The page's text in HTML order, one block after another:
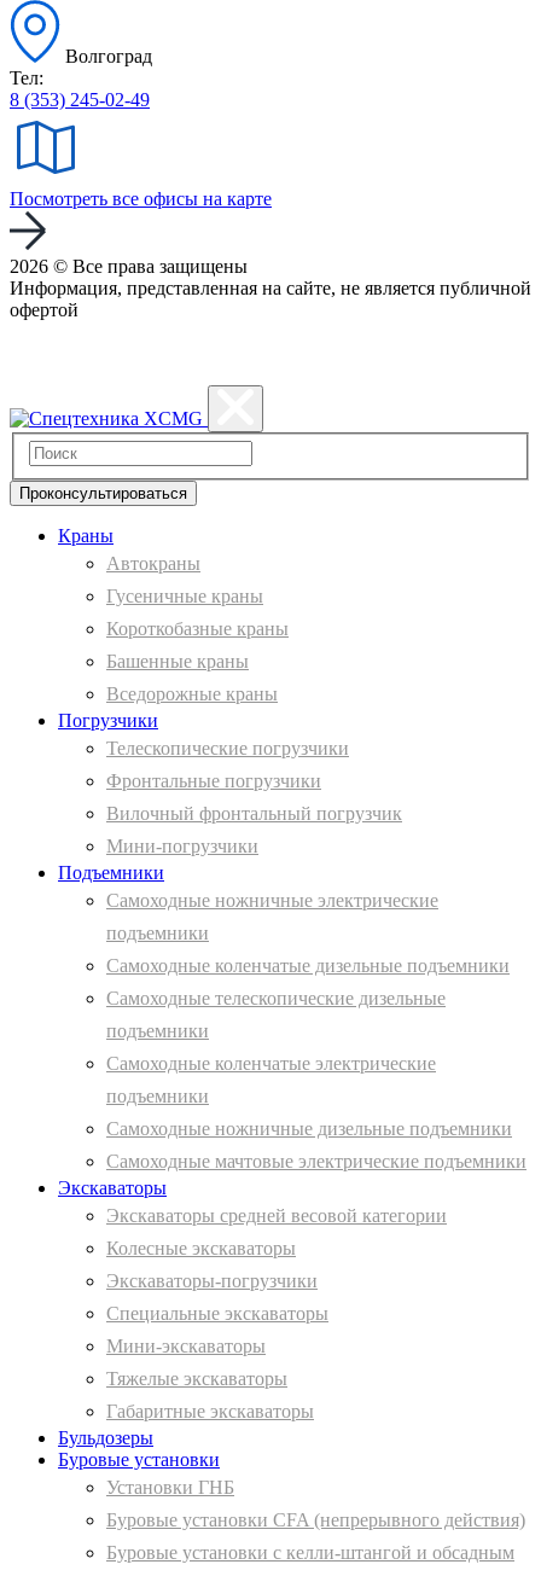
Волгоград
Тел:
8 (353) 245-02-49
Посмотреть все офисы на карте
2026 © Все права защищены
Информация, представленная на сайте, не является публичной
офертой
Проконсультироваться
Краны
Автокраны
Гусеничные краны
Короткобазные краны
Башенные краны
Вcедорожные краны
Погрузчики
Телескопические погрузчики
Фронтальные погрузчики
Вилочный фронтальный погрузчик
Мини-погрузчики
Подъемники
Самоходные ножничные электрические
подъемники
Самоходные коленчатые дизельные подъемники
Самоходные телескопические дизельные
подъемники
Самоходные коленчатые электрические
подъемники
Самоходные ножничные дизельные подъемники
Самоходные мачтовые электрические подъемники
Экскаваторы
Экскаваторы средней весовой категории
Колесные экскаваторы
Экскаваторы-погрузчики
Специальные экскаваторы
Мини-экскаваторы
Тяжелые экскаваторы
Габаритные экскаваторы
Бульдозеры
Буровые установки
Установки ГНБ
Буровые установки CFA (непрерывного действия)
Буровые установки с келли-штангой и обсадным